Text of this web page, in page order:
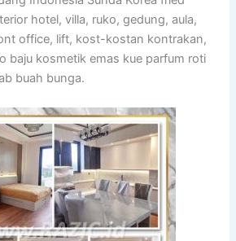
hotel, villa, ruko, gedung, aula,
office, lift, kost-kostan kontrakan,
baju kosmetik emas kue parfum roti
buah bunga.